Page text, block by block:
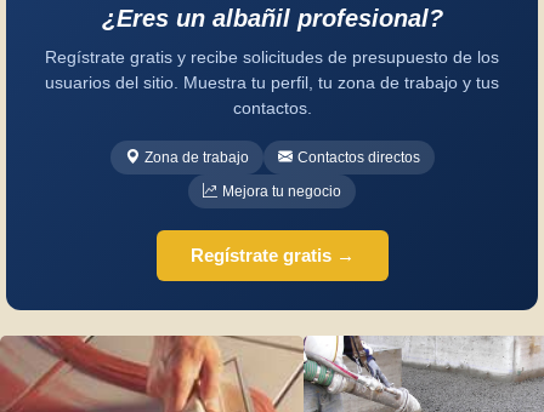
¿Eres un albañil profesional?
Regístrate gratis y recibe solicitudes de presupuesto de los
usuarios del sitio. Muestra tu perfil, tu zona de trabajo y tus
contactos.
Zona de trabajo
Contactos directos
Mejora tu negocio
Regístrate gratis →